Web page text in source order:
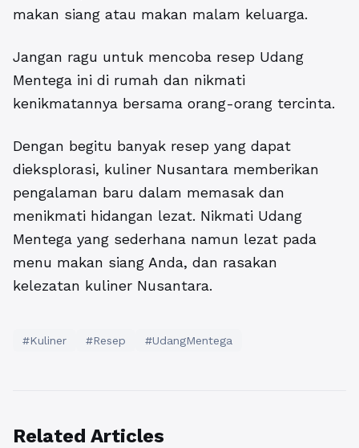
makan siang atau makan malam keluarga.
Jangan ragu untuk mencoba resep Udang
Mentega ini di rumah dan nikmati
kenikmatannya bersama orang-orang tercinta.
Dengan begitu banyak resep yang dapat
dieksplorasi, kuliner Nusantara memberikan
pengalaman baru dalam memasak dan
menikmati hidangan lezat. Nikmati Udang
Mentega yang sederhana namun lezat pada
menu makan siang Anda, dan rasakan
kelezatan kuliner Nusantara.
#Kuliner #Resep #UdangMentega
Related Articles